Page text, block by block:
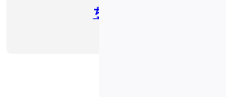
ちら